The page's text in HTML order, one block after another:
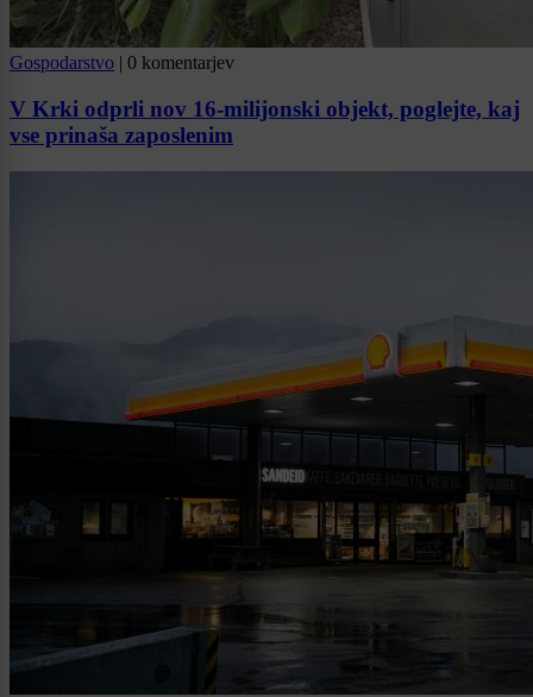
Gospodarstvo | 0 komentarjev
V Krki odprli nov 16-milijonski objekt, poglejte, kaj
vse prinaša zaposlenim